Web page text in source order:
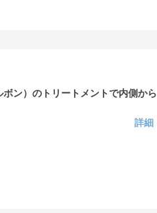
ボン）のトリートメントで内側から
詳細